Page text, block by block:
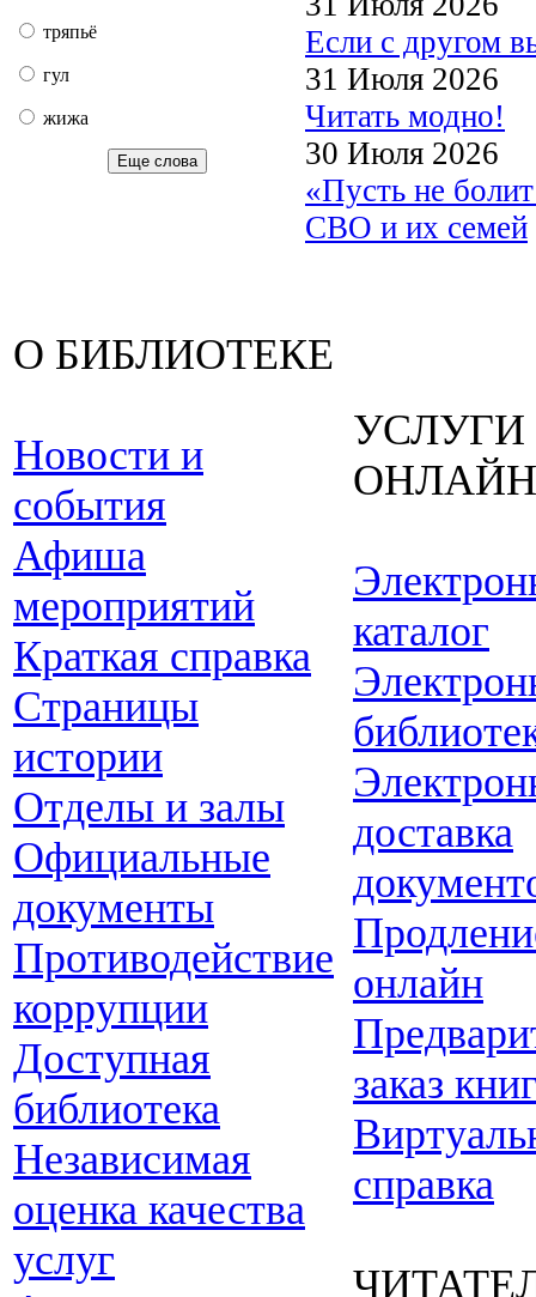
тряпьё
гул
жижа
Еще слова
Если с другом
31 Июля 2026
Читать модно!
30 Июля 2026
«Пусть не
СВО и их семей
О БИБЛИОТЕКЕ
Новости и
события
Афиша
мероприятий
Краткая справка
Страницы
истории
Отделы и залы
Официальные
документы
Противодействие
коррупции
Доступная
библиотека
Независимая
оценка качества
услуг
УСЛУГИ
ОНЛАЙН
каталог
доставка
онлайн
заказ
справка